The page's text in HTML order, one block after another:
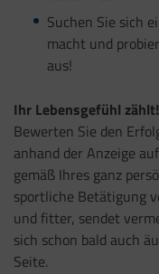
Suchen Sie sich
macht und
aus!
Ihr Lebensgefühl zählt!
Bewerten Sie den
anhand der Anzeige
gemäß Ihres ganz
sportliche Betätigung
und fitter, sendet
sich schon bald auch
Seite.